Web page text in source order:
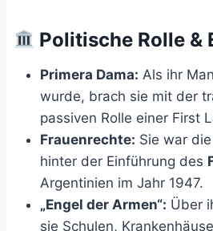
Politische Rolle &
Primera Dama: Als ihr
wurde, brach sie mit der
passiven Rolle einer First
Frauenrechte: Sie war
hinter der Einführung des
Argentinien im Jahr 1947.
„Engel der Armen“: Über
sie Schulen,